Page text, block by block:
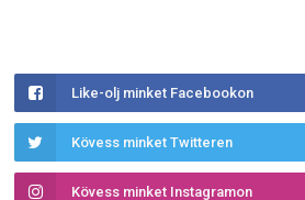
Like-olj minket Facebookon
Kövess minket Twitteren
Kövess minket Instagramon